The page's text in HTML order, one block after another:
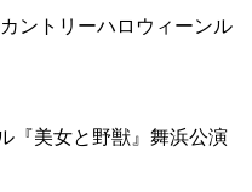
ントリーハロウィーンル
『美女と野獣』舞浜公演